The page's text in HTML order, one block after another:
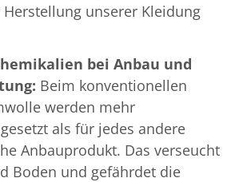
unserer Kleidung
bei Anbau und
Beim konventionellen
werden mehr
als für jedes andere
Anbauprodukt. Das verseucht
Boden und gefährdet die